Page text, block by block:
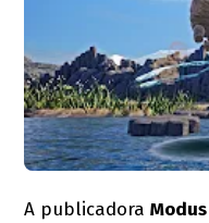
A publicadora